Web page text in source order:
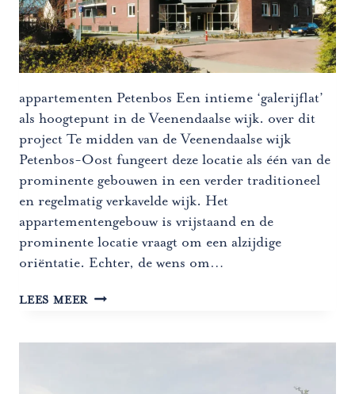
appartementen Petenbos Een intieme ‘galerijflat’
als hoogtepunt in de Veenendaalse wijk. over dit
project Te midden van de Veenendaalse wijk
Petenbos-Oost fungeert deze locatie als één van de
prominente gebouwen in een verder traditioneel
en regelmatig verkavelde wijk. Het
appartementengebouw is vrijstaand en de
prominente locatie vraagt om een alzijdige
oriëntatie. Echter, de wens om…
LEES MEER APPARTEMENTEN